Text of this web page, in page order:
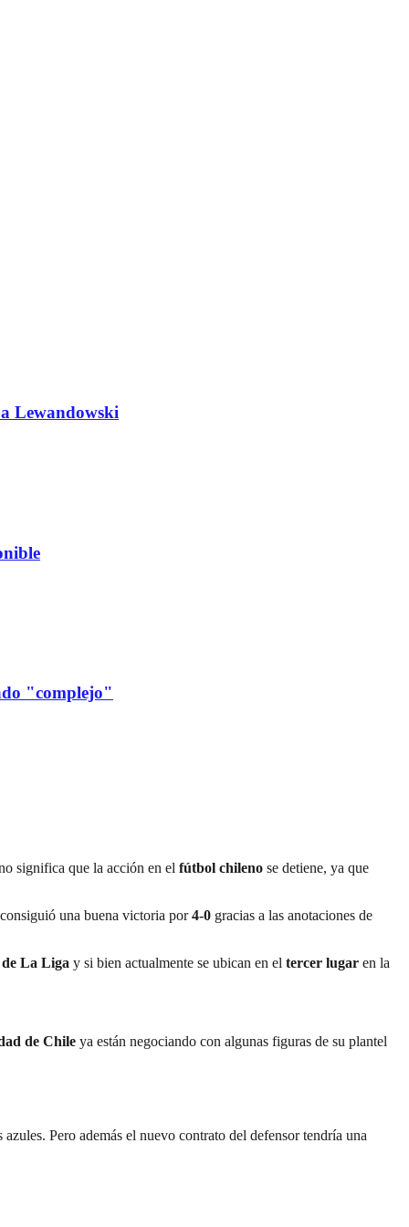
Lewandowski
"complejo"
significa que la acción en el fútbol chileno se detiene, ya que
una buena victoria por4-0 gracias a las anotaciones de
La Liga y si bien actualmente se ubican en el tercer lugar en la
de Chile ya están negociando con algunas figuras de su plantel
azules. Pero además el nuevo contrato del defensor tendría una